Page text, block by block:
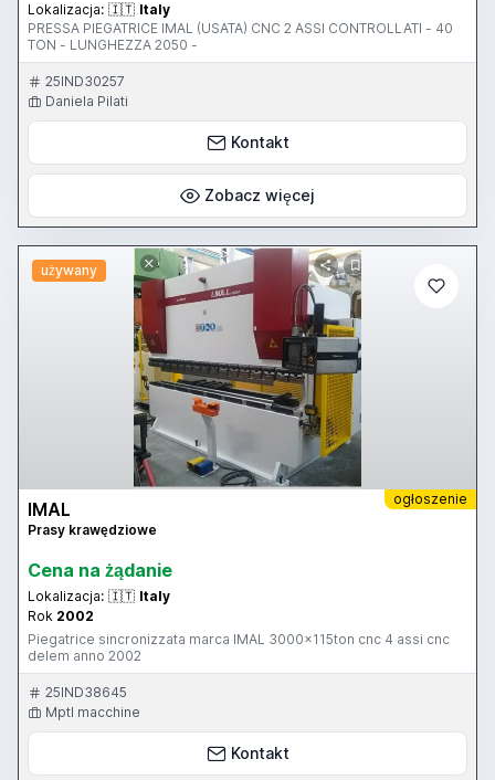
Lokalizacja: 🇮🇹 Italy
PRESSA PIEGATRICE IMAL (USATA) CNC 2 ASSI CONTROLLATI - 40
TON - LUNGHEZZA 2050 -
25IND30257
Daniela Pilati
Kontakt
Zobacz więcej
używany
ogłoszenie
IMAL
Prasy krawędziowe
Cena na żądanie
Lokalizacja: 🇮🇹 Italy
Rok 2002
Piegatrice sincronizzata marca IMAL 3000x115ton cnc 4 assi cnc
delem anno 2002
25IND38645
Mptl macchine
Kontakt